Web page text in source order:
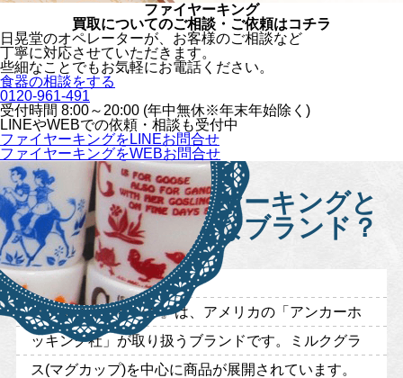
ファイヤーキング
買取についてのご相談・ご依頼はコチラ
日晃堂のオペレーターが、お客様のご相談など
丁寧に対応させていただきます。
些細なことでもお気軽にお電話ください。
食器の相談をする
0120-961-491
受付時間 8:00～20:00 (年中無休※年末年始除く)
LINEやWEBでの依頼・相談も受付中
ファイヤーキングをLINEお問合せ
ファイヤーキングをWEBお問合せ
ファイヤーキングと
はどんなブランド？
『ファイヤーキング』は、アメリカの「アンカーホ
ッキング社」が取り扱うブランドです。ミルクグラ
ス(マグカップ)を中心に商品が展開されています。